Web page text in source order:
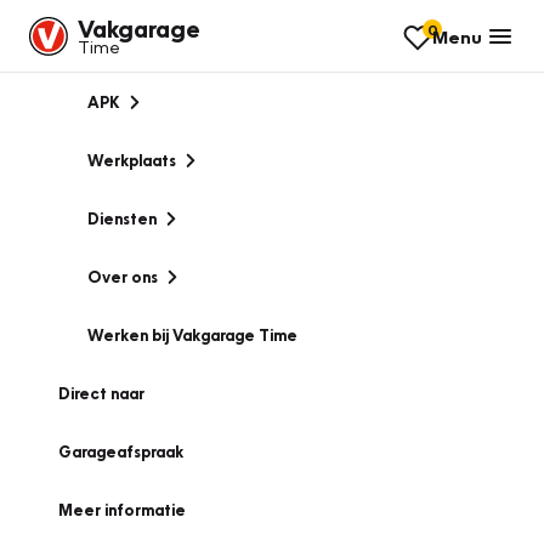
Vakgarage
Time
0Menu
APK
Werkplaats
Diensten
Over ons
Werken bij Vakgarage Time
Direct naar
Garageafspraak
Meer informatie